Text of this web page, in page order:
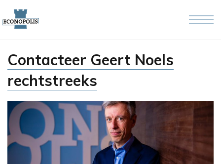
Contacteer Geert Noels
rechtstreeks